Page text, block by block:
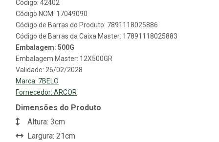
Código: 42402
Código NCM: 17049090
Código de Barras do Produto: 7891118025886
Código de Barras da Caixa Master: 17891118025883
Embalagem: 500G
Embalagem Master: 12X500GR
Validade: 26/02/2028
Marca: 7BELO
Fornecedor: ARCOR
Dimensões do Produto
Altura: 3cm
Largura: 21cm